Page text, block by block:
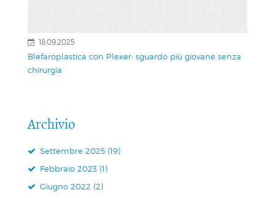
18.09.2025
Blefaroplastica con Plexer: sguardo più giovane senza
chirurgia
Archivio
Settembre 2025 (19)
Febbraio 2023 (1)
Giugno 2022 (2)